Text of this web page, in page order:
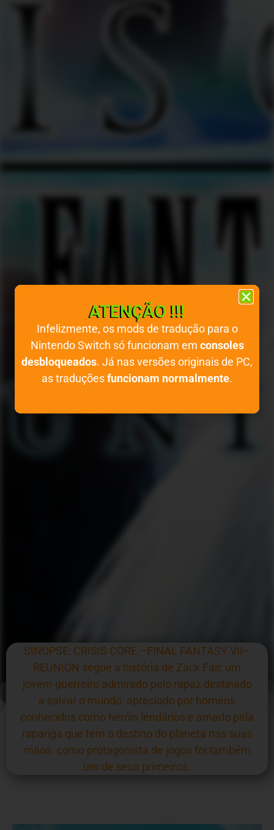
SINOPSE: CRISIS CORE –FINAL FANTASY VII–
REUNION segue a história de Zack Fair, um
jovem guerreiro admirado pelo rapaz destinado
a salvar o mundo, apreciado por homens
conhecidos como heróis lendários e amado pela
rapariga que tem o destino do planeta nas suas
mãos. como protagonista de jogos foi também
um de seus primeiros.
ATENÇÃO !!!
Infelizmente, os mods de tradução para o
Nintendo Switch só funcionam em consoles
desbloqueados. Já nas versões originais de PC,
as traduçõesfuncionam normalmente.